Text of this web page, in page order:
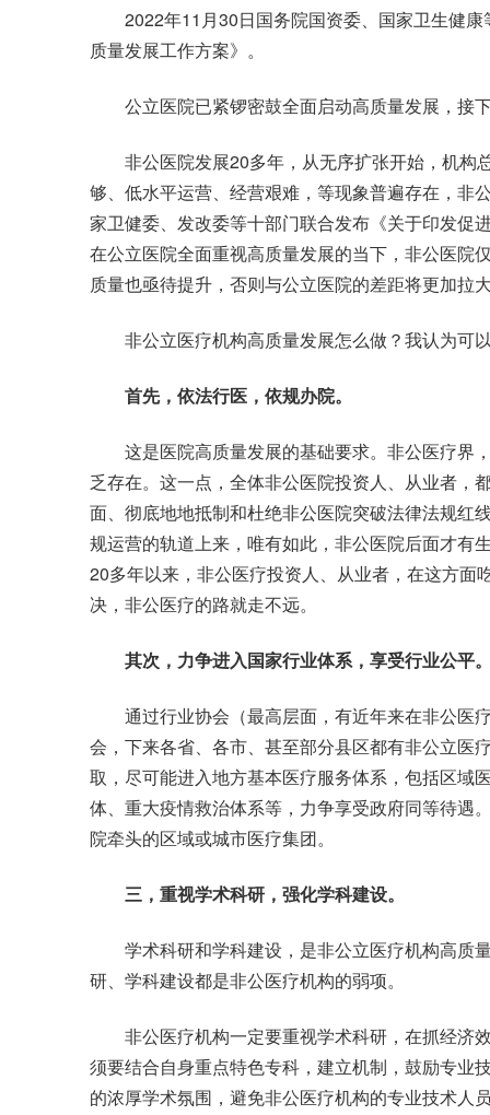
2022年11月30日国务院国资委、国家卫生健康
质量发展工作方案》。
公立医院已紧锣密鼓全面启动高质量发展，接
非公医院发展20多年，从无序扩张开始，机构
够、低水平运营、经营艰难，等现象普遍存在，非
家卫健委、发改委等十部门联合发布《关于印发促
在公立医院全面重视高质量发展的当下，非公医院
质量也亟待提升，否则与公立医院的差距将更加拉
非公立医疗机构高质量发展怎么做？我认为可
首先，依法行医，依规办院。
这是医院高质量发展的基础要求。非公医疗界
乏存在。这一点，全体非公医院投资人、从业者，
面、彻底地地抵制和杜绝非公医院突破法律法规红
规运营的轨道上来，唯有如此，非公医院后面才有
20多年以来，非公医疗投资人、从业者，在这方
决，非公医疗的路就走不远。
其次，力争进入国家行业体系，享受行业公平
通过行业协会（最高层面，有近年来在非公医
会，下来各省、各市、甚至部分县区都有非公立医
取，尽可能进入地方基本医疗服务体系，包括区域
体、重大疫情救治体系等，力争享受政府同等待遇
院牵头的区域或城市医疗集团。
三，重视学术科研，强化学科建设。
学术科研和学科建设，是非公立医疗机构高质
研、学科建设都是非公医疗机构的弱项。
非公医疗机构一定要重视学术科研，在抓经济
须要结合自身重点特色专科，建立机制，鼓励专业
的浓厚学术氛围，避免非公医疗机构的专业技术人